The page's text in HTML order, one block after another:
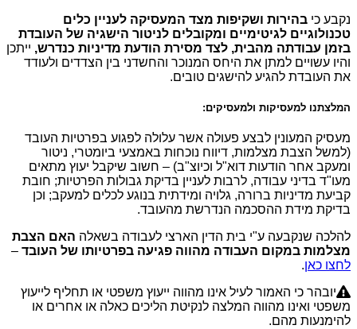
נקבע כי בהירות ושקיפות מצד המעסיקה לעניין כלים
טכנולוגיים לגיטימיים ומקובלים לניטור הישגיה של העובדת
בזמן עבודתה מהבית, לצד מסירת הודעת מדיניות כנדרש, ייתכן
והיו עשויים למתן את היחס המנוכר והחשדני בין הצדדים ולעודד
את העובדת להגיע להישגים טובים.
המלצתנו למעסיקות ולמעסיקים:
מעסיק המעונין לבצע פעולה אשר עלולה לפגוע בפרטיות העובד
(למשל הצבת מצלמות, דיווח נוכחות באמצעי ביומטרי, ניטור
ומעקב אחר הודעות דוא"ל וכיוצ"ב) – חשוב שיקבל יעוץ מתאים
מעו"ד בדיני עבודה, לרבות לעניין בדיקת גבולות הפרטיות; חובת
קביעת מדיניות ברורה, גלויה ומידתית בנוגע לכלים למעקב; וכן
בדיקת מידת ההסכמה הנדרשת מהעובד.
להלכה שנקבעה ע"י בית הדין הארצי לעבודה בשאלה האם הצבת
מצלמות במקום העבודה מהווה פגיעה בפרטיותו של העובד –
לחצו כאן.
יובהר כי האמור לעיל אינו מהווה ייעוץ משפטי או תחליף לייעוץ
משפטי ואינו מהווה המלצה לנקיטת הליכים כאלה או אחרים או
להימנעות מהם.